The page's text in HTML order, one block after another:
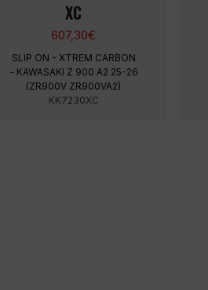
XC
607,30€
SLIP ON - XTREM CARBON
- KAWASAKI Z 900 A2 25-26
(ZR900V ZR900VA2)
KK7230XC